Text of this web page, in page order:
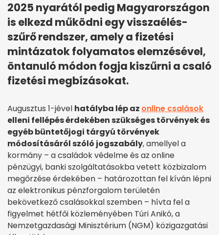
2025 nyarától pedig Magyarországon
is elkezd működni egy visszaélés-
szűrő rendszer, amely a fizetési
mintázatok folyamatos elemzésével,
öntanuló módon fogja kiszűrni a csaló
fizetési megbízásokat.
Augusztus 1-jével hatályba lép az online csalások
elleni fellépés érdekében szükséges törvények és
egyéb büntetőjogi tárgyú törvények
módosításáról szóló jogszabály, amellyel a
kormány – a családok védelme és az online
pénzügyi, banki szolgáltatásokba vetett közbizalom
megőrzése érdekében – határozottan fel kíván lépni
az elektronikus pénzforgalom területén
bekövetkező csalásokkal szemben – hívta fel a
figyelmet hétfői közleményében Túri Anikó, a
Nemzetgazdasági Minisztérium (NGM) közigazgatási